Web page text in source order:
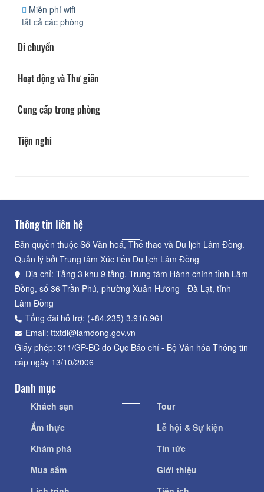
Miễn phí wifi
tất cả các phòng
Di chuyển
Hoạt động và Thư giãn
Cung cấp trong phòng
Tiện nghi
Thông tin liên hệ
Bản quyền thuộc Sở Văn hoá, Thể thao và Du lịch Lâm Đồng.
Quản lý bởi Trung tâm Xúc tiến Du lịch Lâm Đồng
Địa chỉ: Tầng 3 khu 9 tầng, Trung tâm Hành chính tỉnh Lâm
Đồng, số 36 Trần Phú, phường Xuân Hương - Đà Lạt, tỉnh
Lâm Đồng
Tổng đài hỗ trợ: (+84.235) 3.916.961
Email: ttxtdl@lamdong.gov.vn
Giấy phép: 311/GP-BC do Cục Báo chí - Bộ Văn hóa Thông tin
cấp ngày 13/10/2006
Danh mục
Khách sạn
Ẩm thực
Khám phá
Mua sắm
Tour
Lễ hội & Sự kiện
Tin tức
Giới thiệu